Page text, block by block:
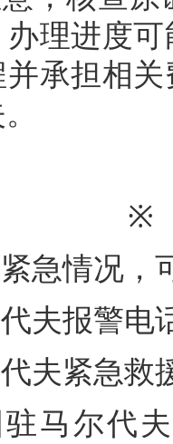
理进度
承担相
急情况，
夫报警电
夫紧急救
马尔代